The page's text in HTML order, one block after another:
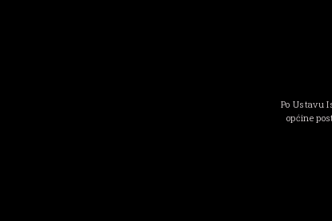
Po Ustavu
općine